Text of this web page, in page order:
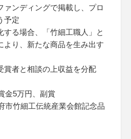
ァンディングで掲載し、プロ
予定
る場合、「竹細工職人」と
より、新たな商品を生み出す
者と相談の上収益を分配
金5万円、副賞
竹細工伝統産業会館記念品